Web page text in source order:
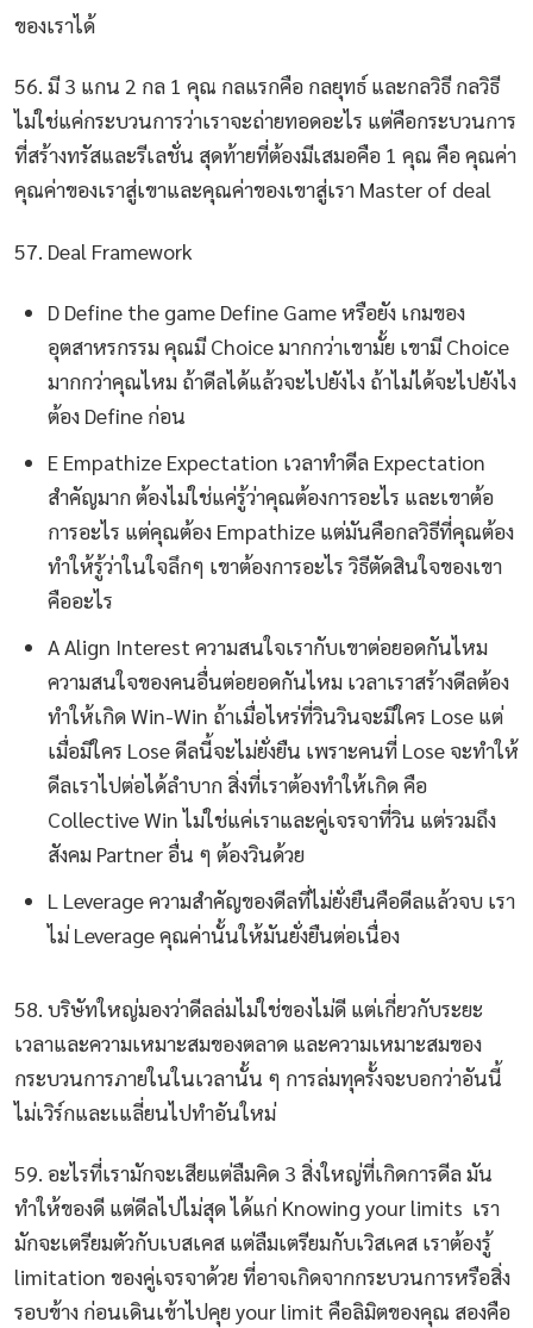
ของเราได้
56. มี 3 แกน 2 กล 1 คุณ กลแรกคือ กลยุทธ์ และกลวิธี กลวิธี
ไม่ใช่แค่กระบวนการว่าเราจะถ่ายทอดอะไร แต่คือกระบวนการ
ที่สร้างทรัสและรีเลชั่น สุดท้ายที่ต้องมีเสมอคือ 1 คุณ คือ คุณค่า
คุณค่าของเราสู่เขาและคุณค่าของเขาสู่เรา Master of deal
57. Deal Framework
D Define the game Define Game หรือยัง เกมของ
อุตสาหรกรรม คุณมี Choice มากกว่าเขามั้ย เขามี Choice
มากกว่าคุณไหม ถ้าดีลได้แล้วจะไปยังไง ถ้าไม่ได้จะไปยังไง
ต้อง Define ก่อน
E Empathize Expectation เวลาทำดีล Expectation
สำคัญมาก ต้องไม่ใช่แค่รู้ว่าคุณต้องการอะไร และเขาต้อ
การอะไร แต่คุณต้อง Empathize แต่มันคือกลวิธีที่คุณต้อง
ทำให้รู้ว่าในใจลึกๆ เขาต้องการอะไร วิธีตัดสินใจของเขา
คืออะไร
A Align Interest ความสนใจเรากับเขาต่อยอดกันไหม
ความสนใจของคนอื่นต่อยอดกันไหม เวลาเราสร้างดีลต้อง
ทำให้เกิด Win-Win ถ้าเมื่อไหร่ที่วินวินจะมีใคร Lose แต่
เมื่อมีใคร Lose ดีลนี้จะไม่ยั่งยืน เพราะคนที่ Lose จะทำให้
ดีลเราไปต่อได้ลำบาก สิ่งที่เราต้องทำให้เกิด คือ
Collective Win ไม่ใช่แค่เราและคู่เจรจาที่วิน แต่รวมถึง
สังคม Partner อื่น ๆ ต้องวินด้วย
L Leverage ความสำคัญของดีลที่ไม่ยั่งยืนคือดีลแล้วจบ เรา
ไม่ Leverage คุณค่านั้นให้มันยั่งยืนต่อเนื่อง
58. บริษัทใหญ่มองว่าดีลล่มไม่ใช่ของไม่ดี แต่เกี่ยวกับระยะ
เวลาและความเหมาะสมของตลาด และความเหมาะสมของ
กระบวนการภายในในเวลานั้น ๆ การล่มทุครั้งจะบอกว่าอันนี้
ไม่เวิร์กและเแลี่ยนไปทำอันใหม่
59. อะไรที่เรามักจะเสียแต่ลืมคิด 3 สิ่งใหญ่ที่เกิดการดีล มัน
ทำให้ของดี แต่ดีลไปไม่สุด ได้แก่ Knowing your limits เรา
มักจะเตรียมตัวกับเบสเคส แต่ลืมเตรียมกับเวิสเคส เราต้องรู้
limitation ของคู่เจรจาด้วย ที่อาจเกิดจากกระบวนการหรือสิ่ง
รอบข้าง ก่อนเดินเข้าไปคุย your limit คือลิมิตของคุณ สองคือ